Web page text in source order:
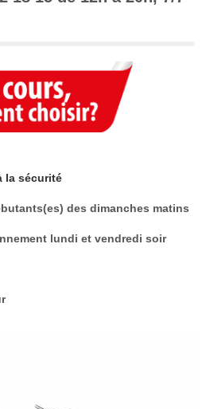
la sécurité
des dimanches matins
lundi et vendredi soir